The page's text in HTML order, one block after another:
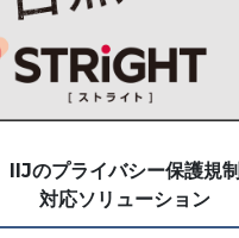
IIJのプライバシー保護規制
対応ソリューション